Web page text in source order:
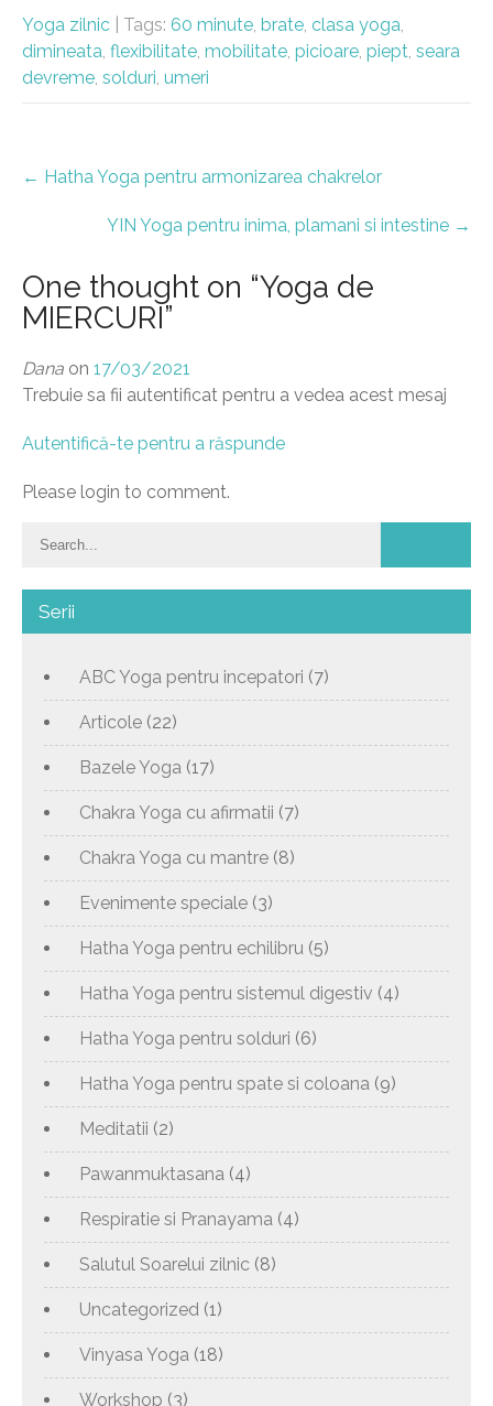
Yoga zilnic
| Tags: 60 minute, brate, clasa yoga,
dimineata, flexibilitate, mobilitate, picioare, piept, seara
devreme, solduri, umeri
Post
navigation
← Hatha Yoga pentru armonizarea chakrelor
YIN Yoga pentru inima, plamani si intestine →
One thought on “Yoga de
MIERCURI”
Dana on 17/03/2021
Trebuie sa fii autentificat pentru a vedea acest mesaj
Autentifică-te pentru a răspunde
Please login to comment.
Serii
ABC Yoga pentru incepatori (7)
Articole (22)
Bazele Yoga (17)
Chakra Yoga cu afirmatii (7)
Chakra Yoga cu mantre (8)
Evenimente speciale (3)
Hatha Yoga pentru echilibru (5)
Hatha Yoga pentru sistemul digestiv (4)
Hatha Yoga pentru solduri (6)
Hatha Yoga pentru spate si coloana (9)
Meditatii (2)
Pawanmuktasana (4)
Respiratie si Pranayama (4)
Salutul Soarelui zilnic (8)
Uncategorized (1)
Vinyasa Yoga (18)
Workshop (3)